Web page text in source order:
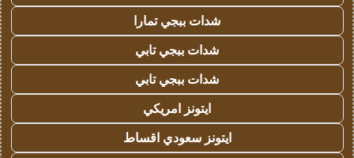
شدات ببجي تمارا
شدات ببجي تابي
شدات ببجي تابي
ايتونز امريكي
ايتونز سعودي اقساط